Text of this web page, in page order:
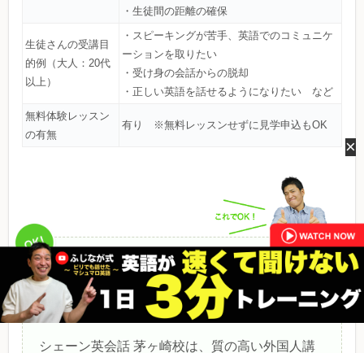
・生徒間の距離の確保
生徒さんの受講目
的例（大人：20代
以上）
・スピーキングが苦手、英語でのコミュニケ
ーションを取りたい
・受け身の会話からの脱却
・正しい英語を話せるようになりたい など
無料体験レッスン
の有無
有り ※無料レッスンせずに見学申込もOK
「英検1級・TOEIC満点者からの一言アドバイ
ス」
シェーン英会話 茅ヶ崎校は、質の高い外国人講
×